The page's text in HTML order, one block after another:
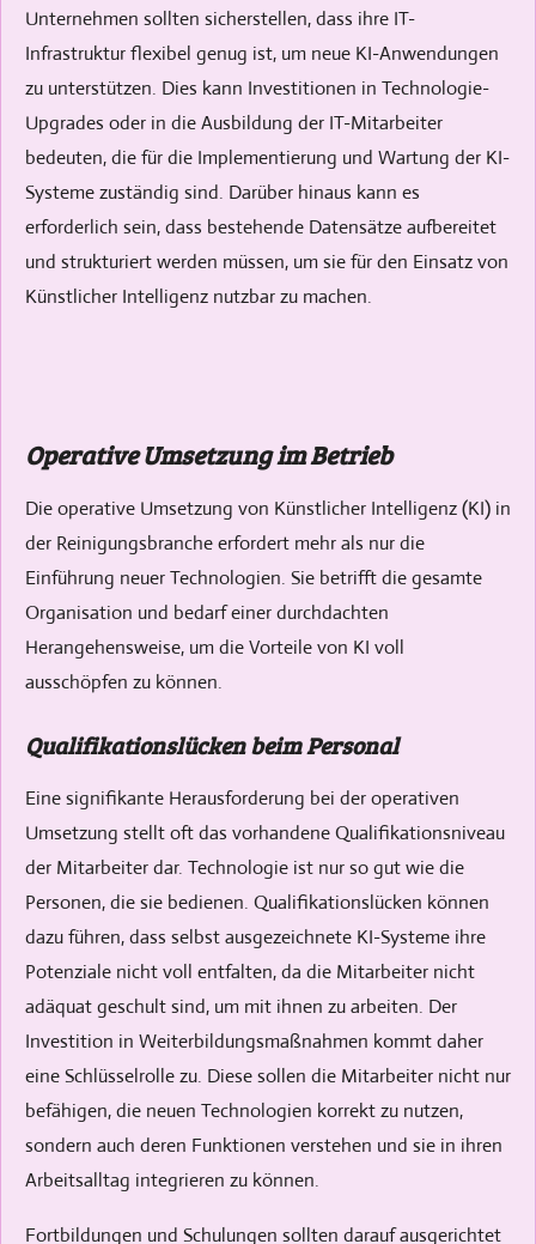
Unternehmen sollten sicherstellen, dass ihre IT-
Infrastruktur flexibel genug ist, um neue KI-Anwendungen
zu unterstützen. Dies kann Investitionen in Technologie-
Upgrades oder in die Ausbildung der IT-Mitarbeiter
bedeuten, die für die Implementierung und Wartung der KI-
Systeme zuständig sind. Darüber hinaus kann es
erforderlich sein, dass bestehende Datensätze aufbereitet
und strukturiert werden müssen, um sie für den Einsatz von
Künstlicher Intelligenz nutzbar zu machen.
Operative Umsetzung im Betrieb
Die operative Umsetzung von Künstlicher Intelligenz (KI) in
der Reinigungsbranche erfordert mehr als nur die
Einführung neuer Technologien. Sie betrifft die gesamte
Organisation und bedarf einer durchdachten
Herangehensweise, um die Vorteile von KI voll
ausschöpfen zu können.
Qualifikationslücken beim Personal
Eine signifikante Herausforderung bei der operativen
Umsetzung stellt oft das vorhandene Qualifikationsniveau
der Mitarbeiter dar. Technologie ist nur so gut wie die
Personen, die sie bedienen. Qualifikationslücken können
dazu führen, dass selbst ausgezeichnete KI-Systeme ihre
Potenziale nicht voll entfalten, da die Mitarbeiter nicht
adäquat geschult sind, um mit ihnen zu arbeiten. Der
Investition in Weiterbildungsmaßnahmen kommt daher
eine Schlüsselrolle zu. Diese sollen die Mitarbeiter nicht nur
befähigen, die neuen Technologien korrekt zu nutzen,
sondern auch deren Funktionen verstehen und sie in ihren
Arbeitsalltag integrieren zu können.
Fortbildungen und Schulungen sollten darauf ausgerichtet